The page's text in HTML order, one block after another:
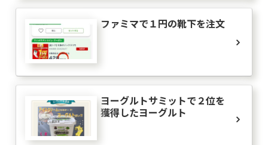
ファミマで１円の靴下を注文
ヨーグルトサミットで２位を
獲得したヨーグルト